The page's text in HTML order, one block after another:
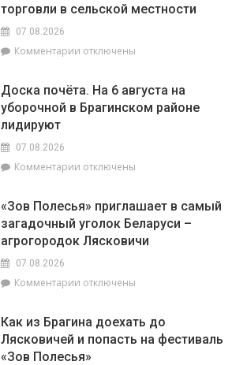
торговли в сельской местности
07.08.2026
Комментарии к
депутатского
корпуса
председателем
депутатов
Инной
Михаленко
торговли
сельской
местности
отключены
Доска почёта. На 6 августа на
уборочной в Брагинском районе
лидируют
07.08.2026
Комментарии к
почёта.
На
6
уборочной
районе
лидируют
отключены
«Зов Полесья» приглашает в самый
загадочный уголок Беларуси –
агрогородок Лясковичи
07.08.2026
Комментарии к
Полесья»
приглашает
в
отключены
Как из Брагина доехать до
Лясковичей и попасть на фестиваль
«Зов Полесья»